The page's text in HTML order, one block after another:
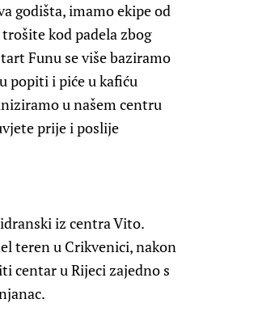
godišta, imamo ekipe od
kod padela zbog
Funu se više baziramo
popiti i piće u kafiću
u našem centru
prije i poslije
iz centra Vito.
teren u Crikvenici, nakon
centar u Rijeci zajedno s